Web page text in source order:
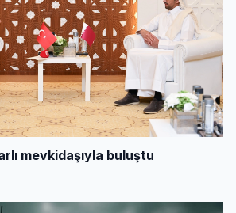
mevkidaşıyla buluştu